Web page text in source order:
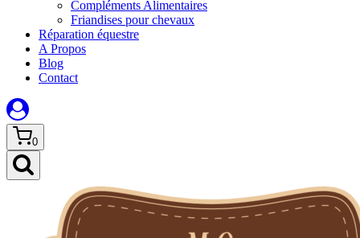
Compléments Alimentaires
Friandises pour chevaux
Réparation équestre
A Propos
Blog
Contact
0